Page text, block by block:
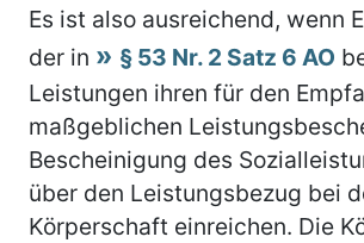
Es ist also ausreichend, wenn
der in
§ 53 Nr. 2 Satz 6 AO
Leistungen ihren für den
maßgeblichen
Bescheinigung des
über den Leistungsbezug bei
Körperschaft einreichen. Die